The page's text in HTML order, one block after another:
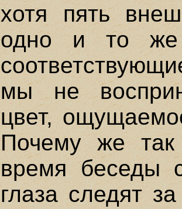
хотя пять
одно и то же
мы не
цвет,
Почему же так
время беседы
глаза следят